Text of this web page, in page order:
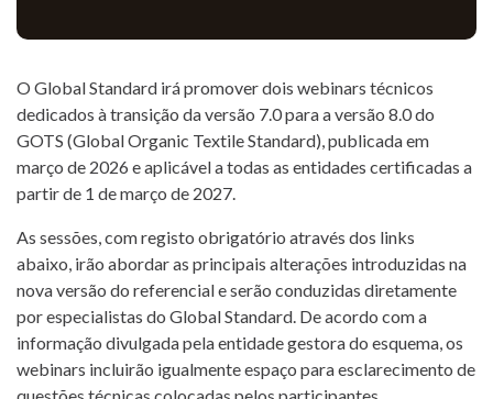
المشاريع
جهات
الاتصال
منصة
التعلم
الإلكتروني
+351 268 626 546 | E.
agricert@agricert.pt
O Global Standard irá promover dois webinars técnicos
dedicados à transição da versão 7.0 para a versão 8.0 do
GOTS (Global Organic Textile Standard), publicada em
março de 2026 e aplicável a todas as entidades certificadas a
partir de 1 de março de 2027.
As sessões, com registo obrigatório através dos links
abaixo, irão abordar as principais alterações introduzidas na
nova versão do referencial e serão conduzidas diretamente
por especialistas do Global Standard. De acordo com a
informação divulgada pela entidade gestora do esquema, os
webinars incluirão igualmente espaço para esclarecimento de
questões técnicas colocadas pelos participantes.